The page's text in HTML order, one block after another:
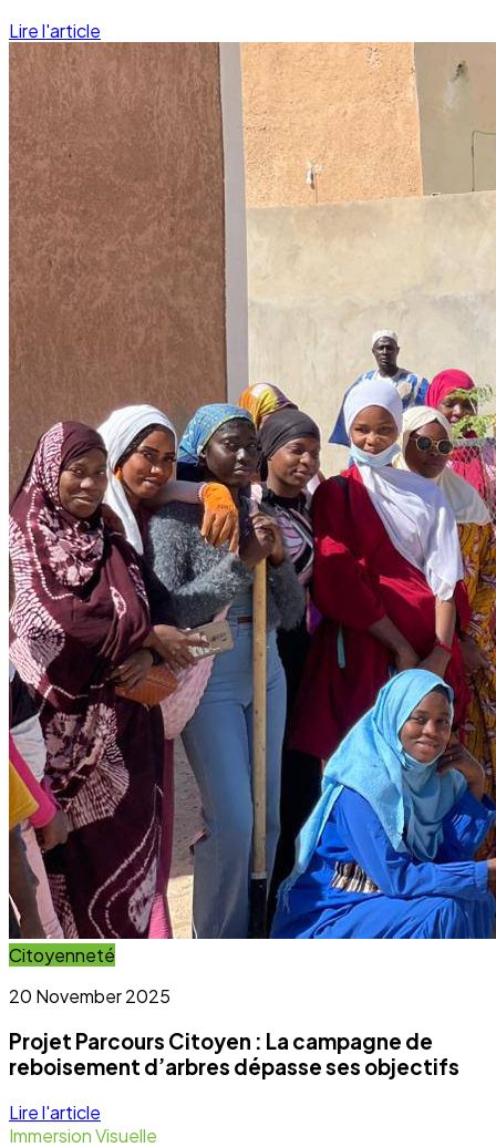
Citoyenneté
20 November 2025
Projet Parcours Citoyen : La campagne de
reboisement d’arbres dépasse ses objectifs
Lire l'article
Immersion Visuelle
Galerie Photos
Parcourez notre galerie photo pour voir l'impact concret
de nos projets au sein des communautés. Une image vaut
mille mots.
Voir la Galerie Photos